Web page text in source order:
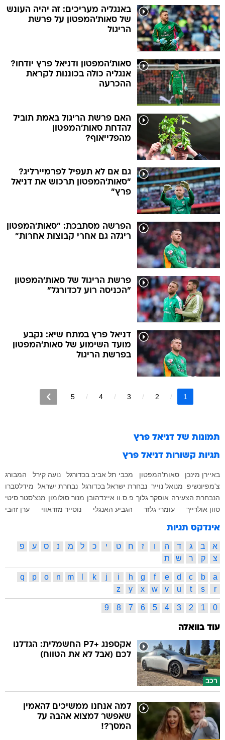
באנגליה מעריכים: זה יהיה העונש
של סאות'המפטון על פרשת
הריגול
סאות'המפטון ודניאל פרץ יודחו?
אנגליה כולה בכוננות לקראת
ההכרעה
האם פרשת הריגול באמת תוביל
להדחת סאות'המפטון
מהפלייאוף?
גם אם לא תעפיל לפרמיירליג?
"סאות'המפטון תרכוש את דניאל
פרץ"
הפרשה מסתבכת: "סאות'המפטון
ריגלה גם אחרי קבוצות אחרות"
פרשת הריגול של סאות'המפטון
"הכניסה רוע לכדורגל"
דניאל פרץ במתח שיא: נקבע
מועד השימוע של סאות'המפטון
בפרשת הריגול
1
2
3
4
5
תמונות של דניאל פרץ
תגיות קשורות דניאל פרץ
באיירן מינכן סאות'המפטון מכבי תל אביב בכדורגל נועה קירל
המבורג
צ'מפיונשיפ
מנואל נוייר נבחרת ישראל בכדורגל נבחרת ישראל מידלסברו
הנבחרת הצעירה אוסקר גלוך פ.ס.וו איינדהובן מנור סולומון מנצ'סטר סיטי
סוון אולרייך
עומרי גלזר הגביע האנגלי נוסייר מזראווי ערן זהבי
אינדקס תגיות
א ב ג ד ה ו ז ח ט י כ ל מ נ ס ע
פ
צ
ק ר ש ת
a
b
c
d
e
f
g
h
i
j
k
m
n
o
p
q
r
s
t
u
v
w
x
y
z
0
1
2
3
4
5
6
7
8
9
עוד בוואלה
רכב
אקספנג +P7 החשמלית: הגדלנו
לכם (אבל לא את הטווח)
למה אנחנו ממשיכים להאמין
שאפשר למצוא אהבה על
המסך?!